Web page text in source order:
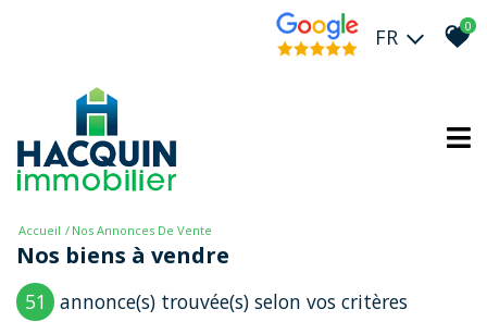
FR 0
Accueil Nos Annonces De Vente
Nos biens à vendre
51 annonce(s) trouvée(s) selon vos critères